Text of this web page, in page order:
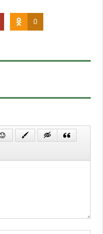
0